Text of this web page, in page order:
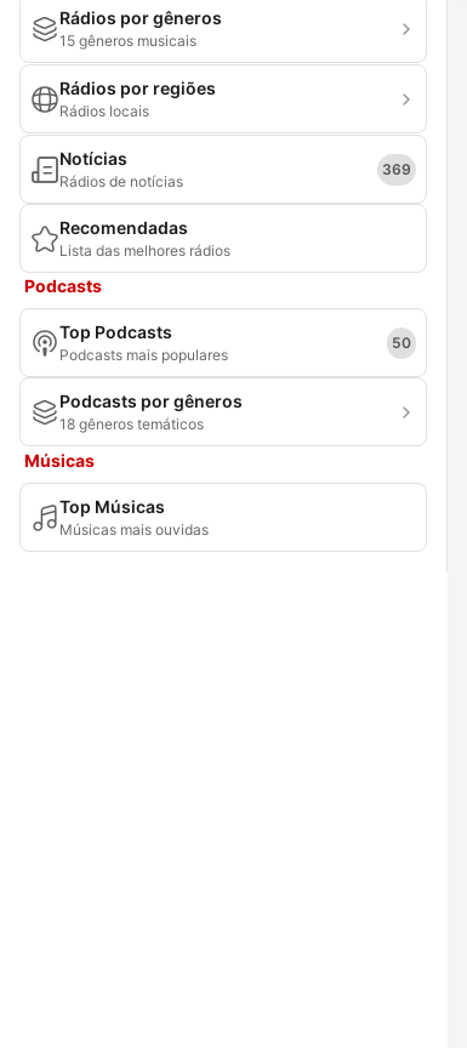
Rádios por gêneros
15 gêneros musicais
Rádios por regiões
Rádios locais
Notícias
Rádios de notícias
369
Recomendadas
Lista das melhores rádios
Podcasts
Top Podcasts
Podcasts mais populares
50
Podcasts por gêneros
18 gêneros temáticos
Músicas
Top Músicas
Músicas mais ouvidas